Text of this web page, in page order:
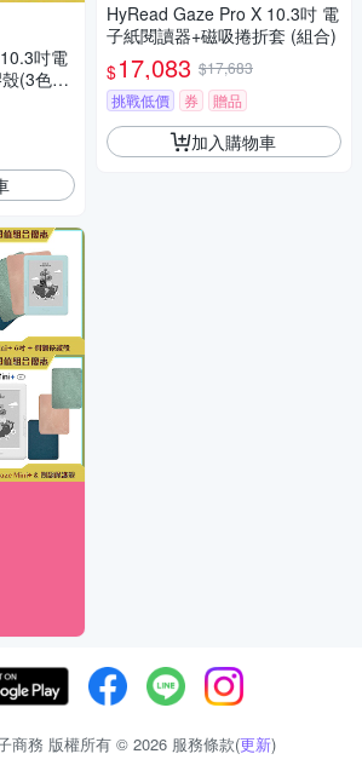
吋電
(3色任
HyRead Gaze Pro X 10.3吋 電
子紙閱讀器+磁吸捲折套 (組合)
$17,083 $17,683
挑戰低價
券 贈品
加入購物車
商務 版權所有 © 2026 服務條款(更新)